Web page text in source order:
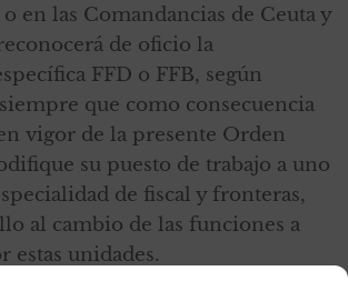
o en las Comandancias de Ceuta y
de oficio la
FFD o FFB, según
que como consecuencia
vigor de la presente Orden
su puesto de trabajo a uno
de fiscal y fronteras,
al cambio de las funciones a
estas unidades.